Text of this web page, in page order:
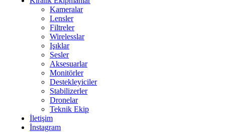
Kameralar
Lensler
Filtreler
Wirelesslar
Işıklar
Sesler
Aksesuarlar
Monitörler
Destekleyiciler
Stabilizerler
Dronelar
Teknik Ekip
İletişim
İnstagram